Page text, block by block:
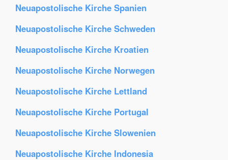
Neuapostolische Kirche Spanien
Neuapostolische Kirche Schweden
Neuapostolische Kirche Kroatien
Neuapostolische Kirche Norwegen
Neuapostolische Kirche Lettland
Neuapostolische Kirche Portugal
Neuapostolische Kirche Slowenien
Neuapostolische Kirche Indonesia